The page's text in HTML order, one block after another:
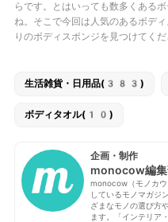
らです。とはいっても数多くある
ね。そこで今回は人気のあるボデ
りのボディスポンジを見つけてくだ
生活雑貨・日用品(383)
ボディタオル(10)
企画・制作
monocow編
monocow（モノカウ
しているモノマガジ
ざまなモノの選び方
ます。「インテリア